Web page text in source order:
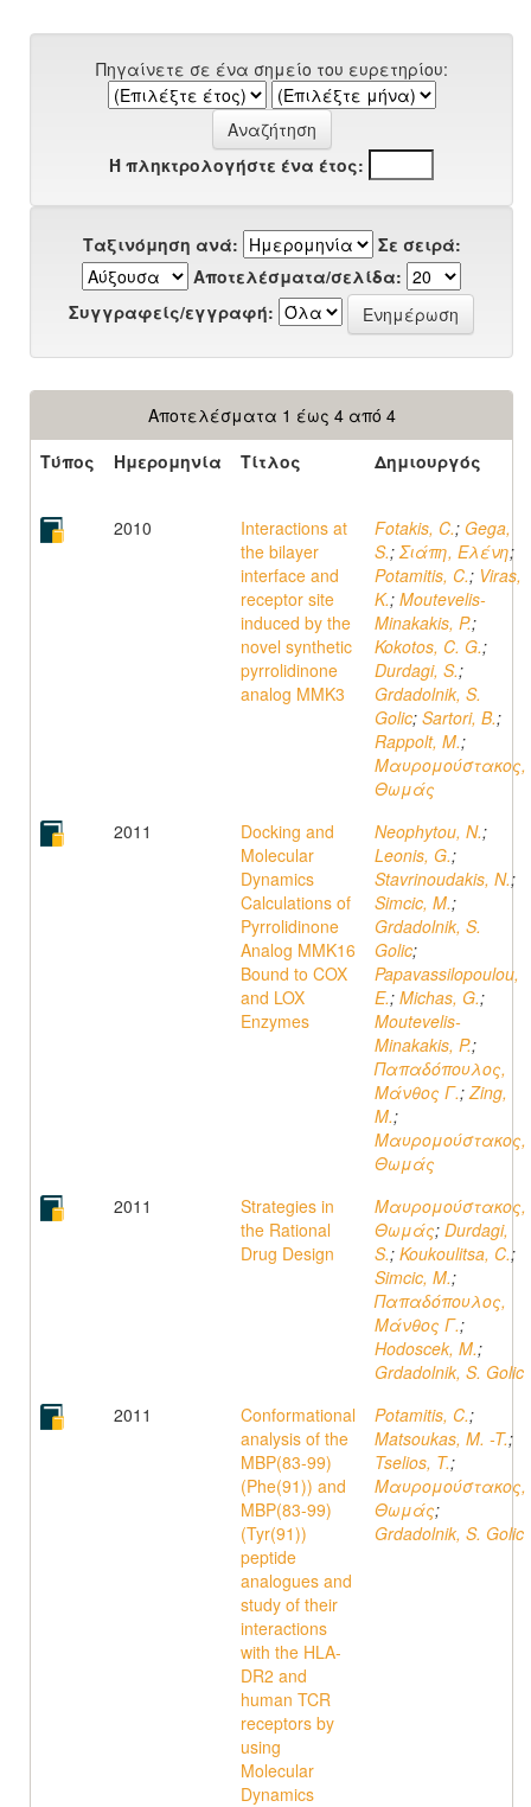
Πηγαίνετε σε ένα σημείο του ευρετηρίου:
Ή πληκτρολογήστε ένα έτος:
Ταξινόμηση ανά:
Σε σειρά:
Αποτελέσματα/σελίδα:
Συγγραφείς/εγγραφή:
Αποτελέσματα 1 έως 4 από 4
Τύπος
Ημερομηνία Τίτλος Δημιουργός
2010
Interactions at
the bilayer
interface and
receptor site
induced by the
novel synthetic
pyrrolidinone
analog MMK3
Fotakis, C.; Gega,
S.;Σιάπη, Ελένη;
Potamitis, C.; Viras,
K.; Moutevelis-
Minakakis, P.;
Kokotos, C. G.;
Durdagi, S.;
Grdadolnik, S.
Golic; Sartori, B.;
Rappolt, M.;
Μαυρομούστακος,
Θωμάς
2011
Docking and
Molecular
Dynamics
Calculations of
Pyrrolidinone
Analog MMK16
Bound to COX
and LOX
Enzymes
Neophytou, N.;
Leonis, G.;
Stavrinoudakis, N.;
Simcic, M.;
Grdadolnik, S.
Golic;
Papavassilopoulou,
E.; Michas, G.;
Moutevelis-
Minakakis, P.;
Παπαδόπουλος,
Μάνθος Γ.;Zing,
M.;
Μαυρομούστακος,
Θωμάς
2011
Strategies in
the Rational
Drug Design
Μαυρομούστακος,
Θωμάς; Durdagi,
S.; Koukoulitsa, C.;
Simcic, M.;
Παπαδόπουλος,
Μάνθος Γ.;
Hodoscek, M.;
Grdadolnik, S. Golic
2011
Conformational
analysis of the
MBP(83-99)
(Phe(91)) and
MBP(83-99)
(Tyr(91))
peptide
analogues and
study of their
interactions
with the HLA-
DR2 and
human TCR
receptors by
using
Molecular
Dynamics
Potamitis, C.;
Matsoukas, M. -T.;
Tselios, T.;
Μαυρομούστακος,
Θωμάς;
Grdadolnik, S. Golic